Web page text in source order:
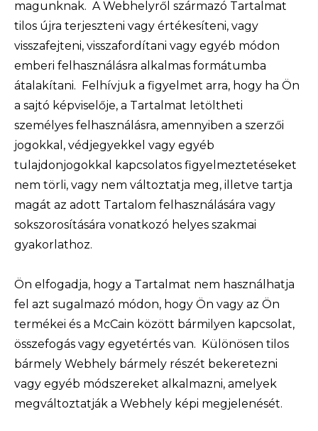
magunknak. A Webhelyről származó Tartalmat
tilos újra terjeszteni vagy értékesíteni, vagy
visszafejteni, visszafordítani vagy egyéb módon
emberi felhasználásra alkalmas formátumba
átalakítani. Felhívjuk a figyelmet arra, hogy ha Ön
a sajtó képviselője, a Tartalmat letöltheti
személyes felhasználásra, amennyiben a szerzői
jogokkal, védjegyekkel vagy egyéb
tulajdonjogokkal kapcsolatos figyelmeztetéseket
nem törli, vagy nem változtatja meg, illetve tartja
magát az adott Tartalom felhasználására vagy
sokszorosítására vonatkozó helyes szakmai
gyakorlathoz.
Ön elfogadja, hogy a Tartalmat nem használhatja
fel azt sugalmazó módon, hogy Ön vagy az Ön
termékei és a McCain között bármilyen kapcsolat,
összefogás vagy egyetértés van. Különösen tilos
bármely Webhely bármely részét bekeretezni
vagy egyéb módszereket alkalmazni, amelyek
megváltoztatják a Webhely képi megjelenését.